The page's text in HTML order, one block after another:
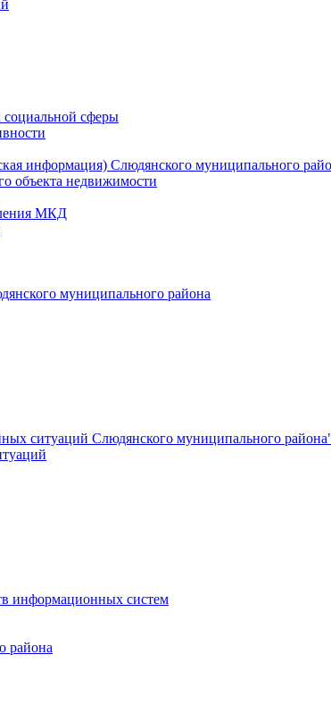
сферы
информация) Слюдянского муниципального
объекта недвижимости
МКД
муниципального района
ситуаций Слюдянского муниципального
информационных систем
района